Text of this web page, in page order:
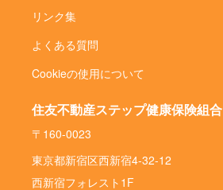
リンク集
よくある質問
Cookieの使用について
住友不動産ステップ健康保険組合
〒160-0023
東京都新宿区西新宿4-32-12
西新宿フォレスト1F